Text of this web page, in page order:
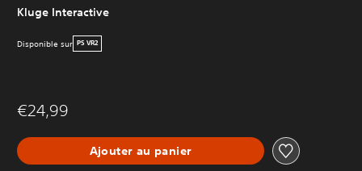
Kluge Interactive
Disponible sur PS VR2
€24,99
Ajouter au panier